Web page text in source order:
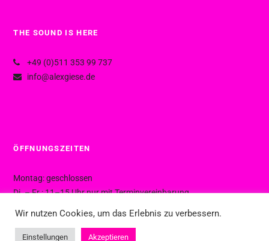
THE SOUND IS HERE
+49 (0)511 353 99 737
info@alexgiese.de
ÖFFNUNGSZEITEN
Montag: geschlossen
Di. – Fr.: 11–15 Uhr nur mit Terminvereinbarung
Wir nutzen Cookies, um das Erlebnis zu verbessern.
Einstellungen Akzeptieren